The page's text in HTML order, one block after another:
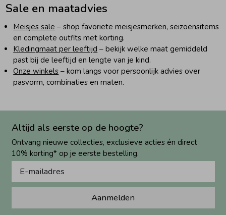
Sale en maatadvies
Meisjes sale – shop favoriete meisjesmerken, seizoensitems
en complete outfits met korting.
Kledingmaat per leeftijd – bekijk welke maat gemiddeld
past bij de leeftijd en lengte van je kind.
Onze winkels – kom langs voor persoonlijk advies over
pasvorm, combinaties en maten.
Altijd als eerste op de hoogte?
Ontvang nieuwe collecties, exclusieve acties én direct
10% korting* op je eerste bestelling.
Aanmelden